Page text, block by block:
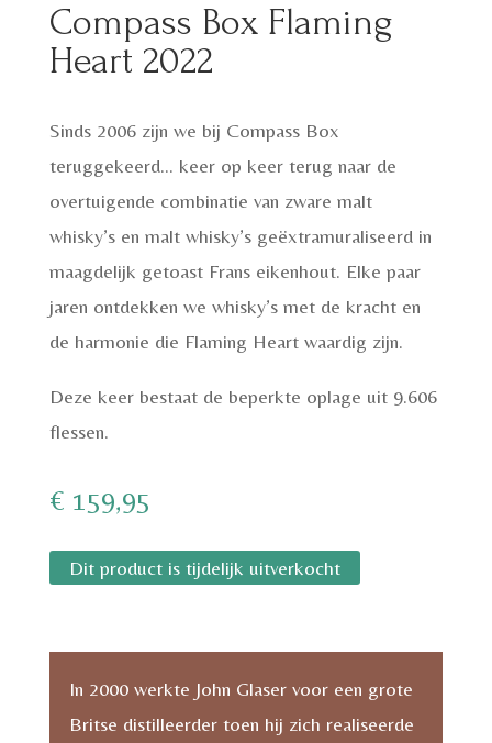
Compass Box Flaming
Heart 2022
Sinds 2006 zijn we bij Compass Box
teruggekeerd… keer op keer terug naar de
overtuigende combinatie van zware malt
whisky’s en malt whisky’s geëxtramuraliseerd in
maagdelijk getoast Frans eikenhout. Elke paar
jaren ontdekken we whisky’s met de kracht en
de harmonie die Flaming Heart waardig zijn.
Deze keer bestaat de beperkte oplage uit 9.606
flessen.
€ 159,95
Dit product is tijdelijk uitverkocht
In 2000 werkte John Glaser voor een grote
Britse distilleerder toen hij zich realiseerde